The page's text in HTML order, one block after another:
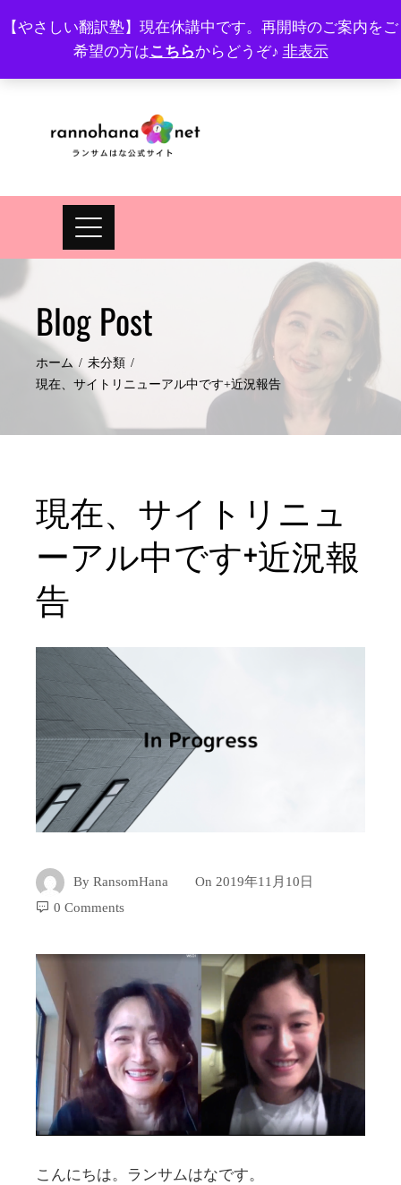
【やさしい翻訳塾】現在休講中です。再開時のご案内をご
希望の方はこちらからどうぞ♪ 非表示
プロフィール FAQ Site map JA EN
Blog Post
ホーム
未分類
現在、サイトリニューアル中です+近況報告
現在、サイトリニュ
ーアル中です+近況報
告
By RansomHana On 2019年11月10日
0 Comments
こんにちは。ランサムはなです。